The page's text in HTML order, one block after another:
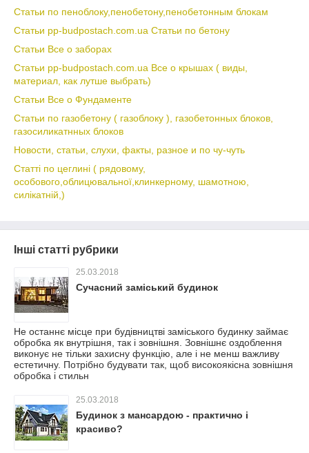
Статьи по пеноблоку,пенобетону,пенобетонным блокам
Статьи pp-budpostach.com.ua Статьи по бетону
Статьи Все о заборах
Статьи pp-budpostach.com.ua Все о крышах ( виды,
материал, как лутше выбрать)
Статьи Все о Фундаменте
Статьи по газобетону ( газоблоку ), газобетонных блоков,
газосиликатнных блоков
Новости, статьи, слухи, факты, разное и по чу-чуть
Статті по цеглині ( рядовому,
особового,облицювальної,клинкерному, шамотною,
силікатній,)
Інші статті рубрики
25.03.2018
Сучасний заміський будинок
Не останнє місце при будівництві заміського будинку займає
обробка як внутрішня, так і зовнішня. Зовнішнє оздоблення
виконує не тільки захисну функцію, але і не менш важливу
естетичну. Потрібно будувати так, щоб високоякісна зовнішня
обробка і стильн
25.03.2018
Будинок з мансардою - практично і
красиво?